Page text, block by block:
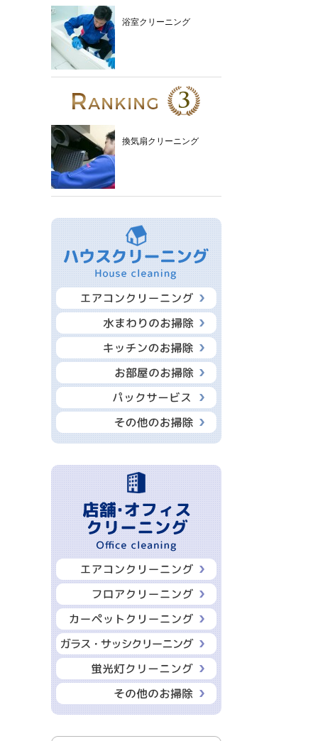
浴室クリーニング
換気扇クリーニング